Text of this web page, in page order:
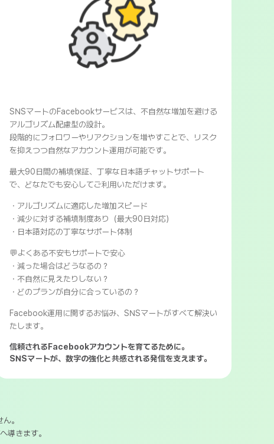
SNSマートのFacebookサービスは、不自然な増加を避ける
アルゴリズム配慮型の設計。
段階的にフォロワーやリアクションを増やすことで、リスク
を抑えつつ自然なアカウント運用が可能です。
最大90日間の補填保証、丁寧な日本語チャットサポート
で、どなたでも安心してご利用いただけます。
・アルゴリズムに適応した増加スピード
・減少に対する補填制度あり（最大90日対応）
・日本語対応の丁寧なサポート体制
💬よくある不安もサポートで安心
・減った場合はどうなるの？
・不自然に見えたりしない？
・どのプランが自分に合っているの？
Facebook運用に関するお悩み、SNSマートがすべて解決い
たします。
信頼されるFacebookアカウントを育てるために。
SNSマートが、数字の強化と共感される発信を支えます。
。
導きます。